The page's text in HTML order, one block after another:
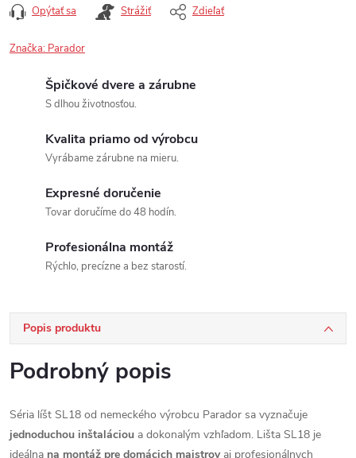
Opýtať sa Strážiť Zdieľať
Značka: Parador
Špičkové dvere a zárubne
S dlhou životnosťou.
Kvalita priamo od výrobcu
Vyrábame zárubne na mieru.
Expresné doručenie
Tovar doručíme do 48 hodín.
Profesionálna montáž
Rýchlo, precízne a bez starostí.
Popis produktu
Podrobný popis
Séria líšt SL18 od nemeckého výrobcu Parador sa vyznačuje
jednoduchou inštaláciou a dokonalým vzhľadom. Lišta SL18 je
ideálna na montáž pre domácich majstrovaj profesionálnych